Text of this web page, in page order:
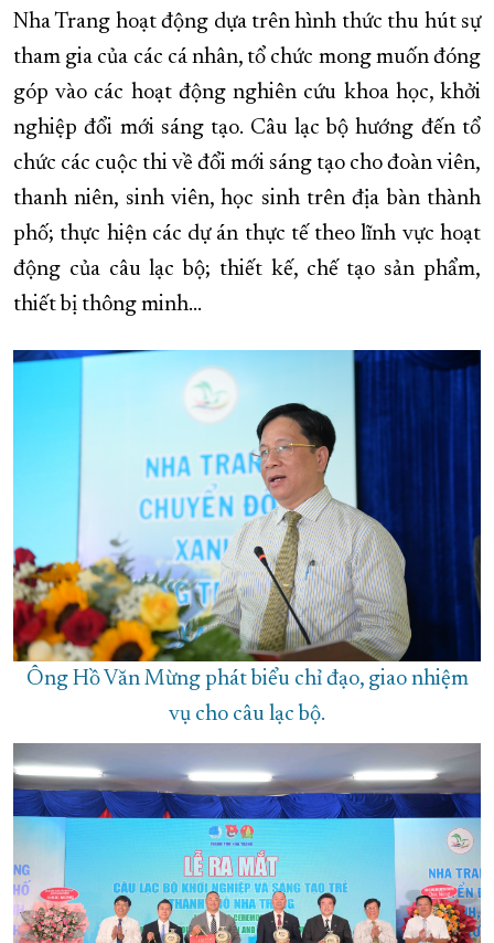
Nha Trang hoạt động dựa trên hình thức thu hút sự
tham gia của các cá nhân, tổ chức mong muốn đóng
góp vào các hoạt động nghiên cứu khoa học, khởi
nghiệp đổi mới sáng tạo. Câu lạc bộ hướng đến tổ
chức các cuộc thi về đổi mới sáng tạo cho đoàn viên,
thanh niên, sinh viên, học sinh trên địa bàn thành
phố; thực hiện các dự án thực tế theo lĩnh vực hoạt
động của câu lạc bộ; thiết kế, chế tạo sản phẩm,
thiết bị thông minh...
Ông Hồ Văn Mừng phát biểu chỉ đạo, giao nhiệm
vụ cho câu lạc bộ.